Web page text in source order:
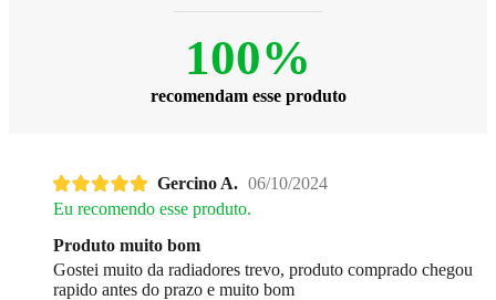
100%
recomendam esse produto
Gercino A. 06/10/2024
Eu recomendo esse produto.
Produto muito bom
Gostei muito da radiadores trevo, produto comprado chegou
rapido antes do prazo e muito bom